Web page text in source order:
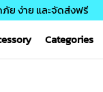
ย ง่าย และจัดส่งฟรี
Categories